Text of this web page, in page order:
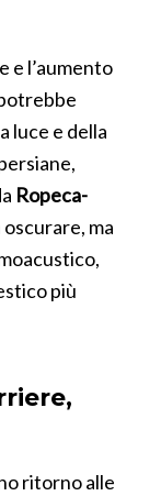
e l’aumento
luce e della
Ropeca-
ma
più
ritorno alle